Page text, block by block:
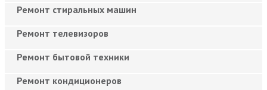
Ремонт стиральных машин
Ремонт телевизоров
Ремонт бытовой техники
Ремонт кондиционеров